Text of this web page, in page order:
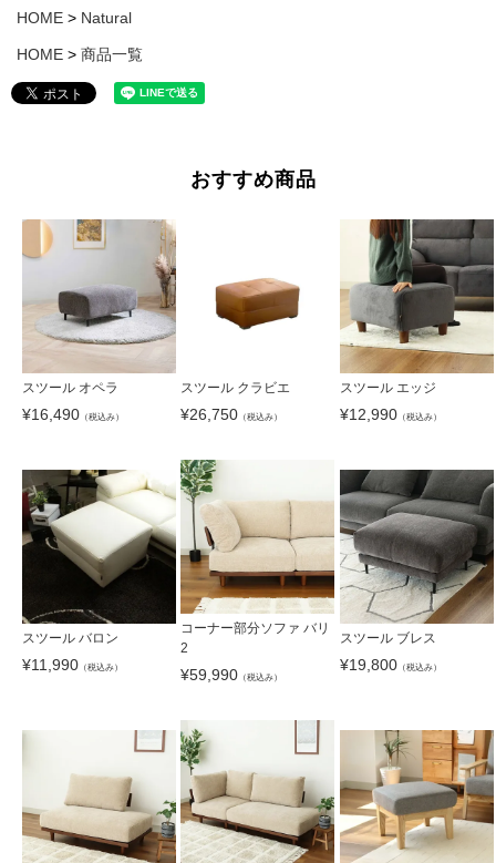
HOME Natural
HOME 商品一覧
おすすめ商品
スツール オペラ
¥16,490 （税込み）
スツール クラビエ
¥26,750 （税込み）
スツール エッジ
¥12,990（税込み）
スツール バロン
¥11,990 （税込み）
コーナー部分ソファ バリ
2
¥59,990 （税込み）
スツール ブレス
¥19,800（税込み）